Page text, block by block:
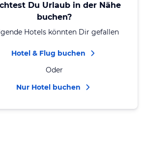
Du Urlaub in der Nähe
buchen?
Hotels könnten Dir gefallen
Hotel & Flug buchen
Oder
Nur Hotel buchen